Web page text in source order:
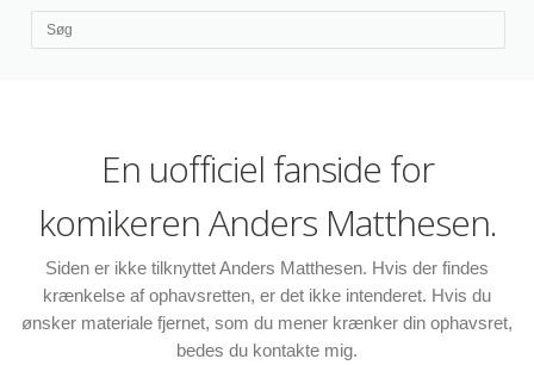
En uofficiel fanside for
komikeren Anders Matthesen.
Siden er ikke tilknyttet Anders Matthesen. Hvis der findes
krænkelse af ophavsretten, er det ikke intenderet. Hvis du
ønsker materiale fjernet, som du mener krænker din ophavsret,
bedes du kontakte mig.